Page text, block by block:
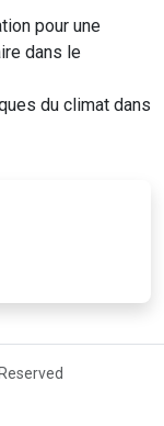
pour une
dans le
du climat dans